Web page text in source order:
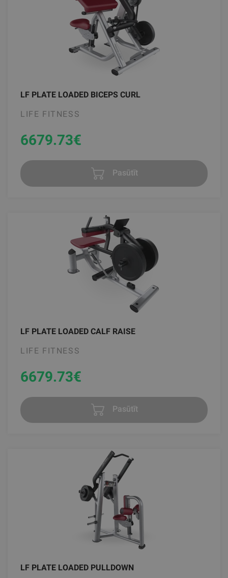
LF PLATE LOADED BICEPS CURL
LIFE FITNESS
6679.73€
Pasūtīt
LF PLATE LOADED CALF RAISE
LIFE FITNESS
6679.73€
Pasūtīt
LF PLATE LOADED PULLDOWN